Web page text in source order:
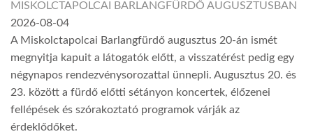
MISKOLCTAPOLCAI BARLANGFÜRDŐ AUGUSZTUSBAN
2026-08-04
A Miskolctapolcai Barlangfürdő augusztus 20-án ismét
megnyitja kapuit a látogatók előtt, a visszatérést pedig egy
négynapos rendezvénysorozattal ünnepli. Augusztus 20. és
23. között a fürdő előtti sétányon koncertek, élőzenei
fellépések és szórakoztató programok várják az
érdeklődőket.